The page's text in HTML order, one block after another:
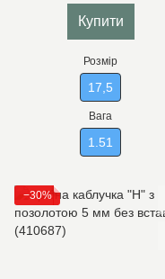
Купити
Розмір
17,5
Вага
1.51
−30%